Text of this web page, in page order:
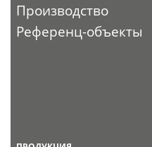
Производство
Референц-объекты